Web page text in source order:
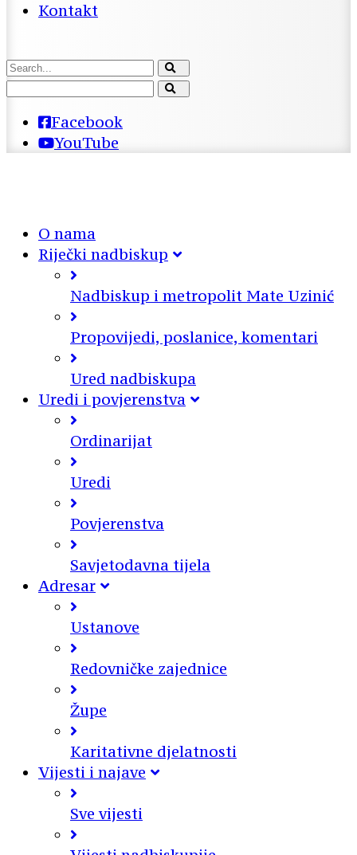
Kontakt
Facebook
YouTube
O nama
Riječki nadbiskup
Nadbiskup i metropolit Mate Uzinić
Propovijedi, poslanice, komentari
Ured nadbiskupa
Uredi i povjerenstva
Ordinarijat
Uredi
Povjerenstva
Savjetodavna tijela
Adresar
Ustanove
Redovničke zajednice
Župe
Karitativne djelatnosti
Vijesti i najave
Sve vijesti